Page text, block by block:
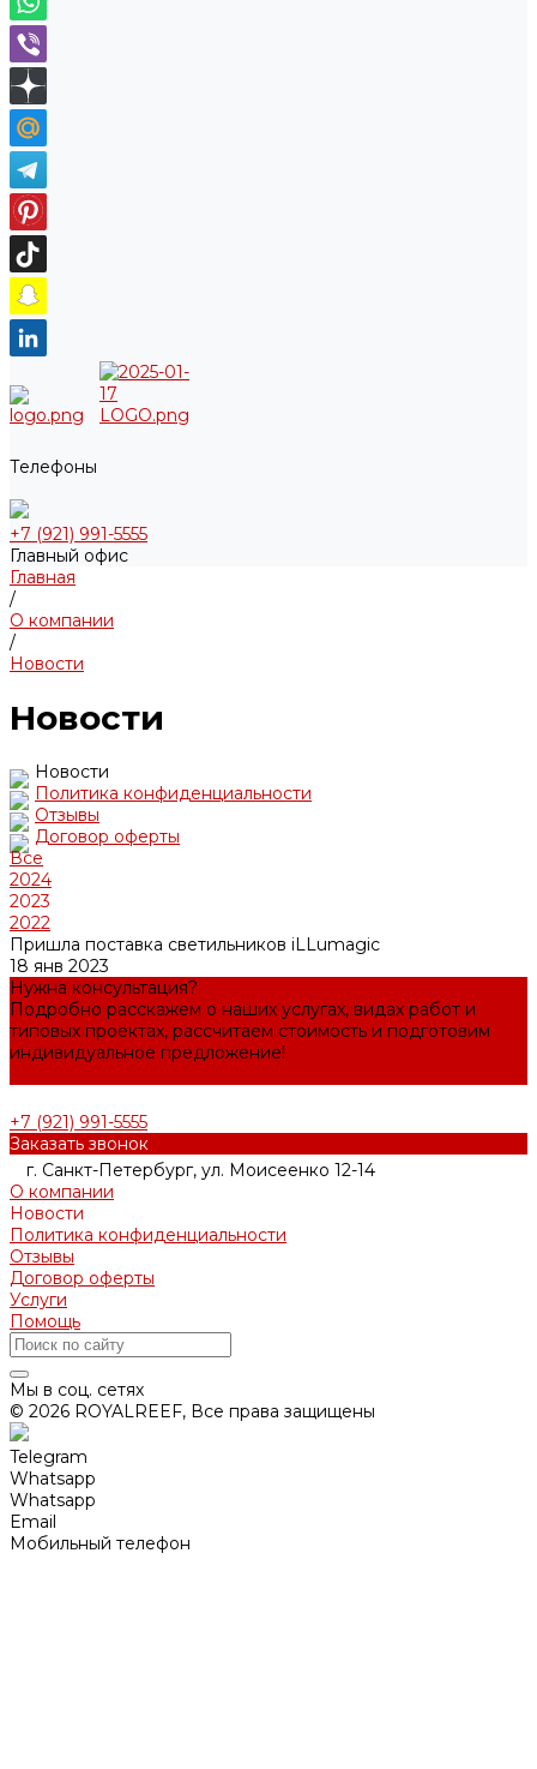
Телефоны
+7 (921) 991-5555
Главный офис
Главная
/
О компании
/
Новости
Новости
Новости
Политика конфиденциальности
Отзывы
Договор оферты
Все
2024
2023
2022
Пришла поставка светильников iLLumagic
18 янв 2023
Нужна консультация?
Подробно расскажем о наших услугах, видах работ и
типовых проектах, рассчитаем стоимость и подготовим
индивидуальное предложение!
+7 (921) 991-5555
Заказать звонок
г. Санкт-Петербург, ул. Моисеенко 12-14
О компании
Новости
Политика конфиденциальности
Отзывы
Договор оферты
Услуги
Помощь
Мы в соц. сетях
© 2026 ROYALREEF, Все права защищены
Telegram
Whatsapp
Whatsapp
Email
Мобильный телефон